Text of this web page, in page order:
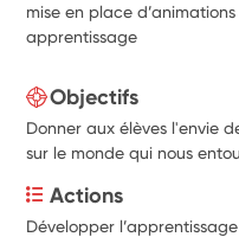
mise en place
apprentissage
Objectifs
Donner aux élèves l'envie
sur le monde qui nous
Actions
Développer